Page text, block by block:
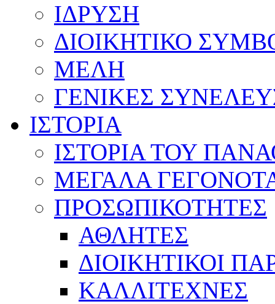
ΙΔΡΥΣΗ
ΔΙΟΙΚΗΤΙΚΟ
ΜΕΛΗ
ΓΕΝΙΚΕΣ
ΙΣΤΟΡΙΑ
ΙΣΤΟΡΙΑ ΤΟΥ
ΜΕΓΑΛΑ
ΠΡΟΣΩΠΙΚΟΤΗΤΕΣ
ΑΘΛΗΤΕΣ
ΔΙΟΙΚΗΤΙΚΟΙ
ΚΑΛΛΙΤΕΧΝΕΣ